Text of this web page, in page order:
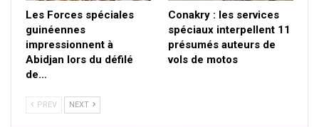
Les Forces spéciales
guinéennes
impressionnent à
Abidjan lors du défilé
de…
Conakry : les services
spéciaux interpellent 11
présumés auteurs de
vols de motos
PREV NEXT